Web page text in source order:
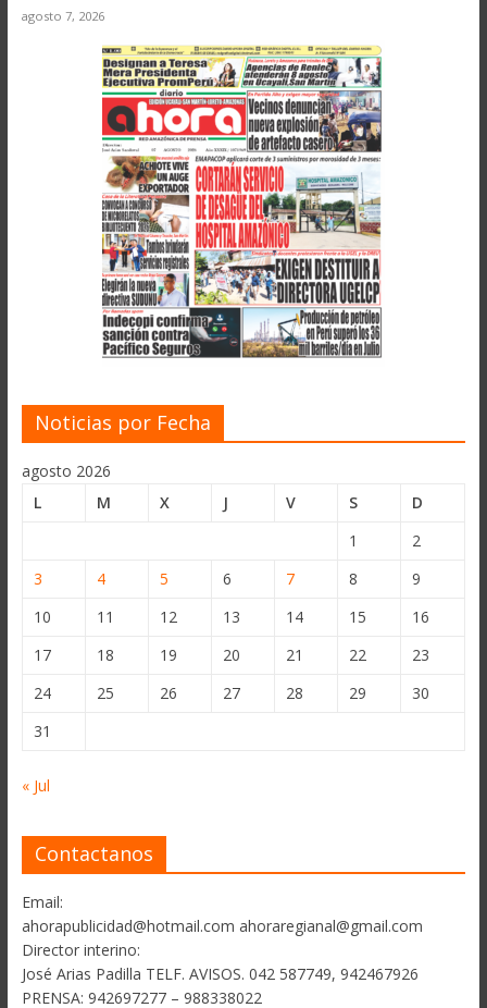
agosto 7, 2026
Noticias por Fecha
agosto 2026
L
M X J V S
D
1
2
3
4 5 6 7 8
9
10
11 12 13 14 15
16
17
18 19 20 21 22
23
24
25 26 27 28 29
30
31
« Jul
Contactanos
Email:
ahorapublicidad@hotmail.com ahoraregianal@gmail.com
Director interino:
José Arias Padilla TELF. AVISOS. 042 587749, 942467926
PRENSA: 942697277 – 988338022